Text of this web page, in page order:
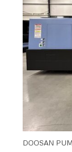
DOOSAN